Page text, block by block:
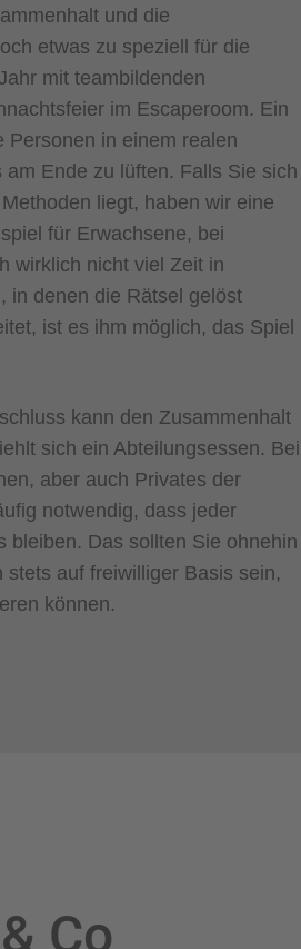
und die
etwas zu speziell für die
mit teambildenden
im Escaperoom. Ein
Personen in einem realen
Ende zu lüften. Falls Sie sich
liegt, haben wir eine
für Erwachsene, bei
wirklich nicht viel Zeit in
in denen die Rätsel gelöst
ist es ihm möglich, das Spiel
kann den Zusammenhalt
sich ein Abteilungsessen. Bei
aber auch Privates der
notwendig, dass jeder
bleiben. Das sollten Sie ohnehin
auf freiwilliger Basis sein,
können.
Co